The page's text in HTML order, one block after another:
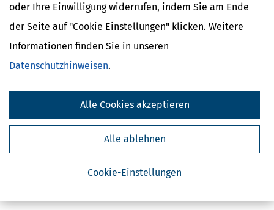
oder Ihre Einwilligung widerrufen, indem Sie am Ende
der Seite auf "Cookie Einstellungen" klicken. Weitere
Informationen finden Sie in unseren
Datenschutzhinweisen.
Cookie-Einstellungen
Alle ablehnen
Alle Cookies akzeptieren